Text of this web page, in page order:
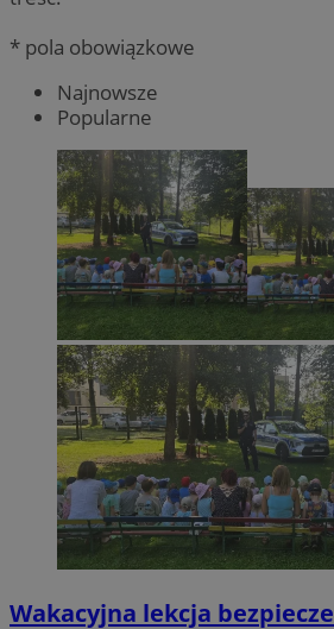
* pola obowiązkowe
Najnowsze
Popularne
Wakacyjna lekcja